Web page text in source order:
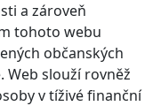
a zároveň
tohoto webu
občanských
Web slouží rovněž
v tíživé finanční